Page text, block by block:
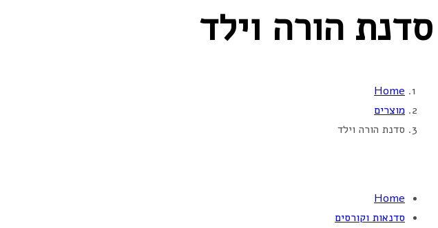
סדנת הורה וילד
Home
מוצרים
סדנת הורה וילד
Home
סדנאות וקורסים